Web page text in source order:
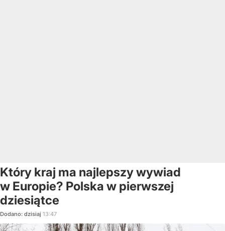
Który kraj ma najlepszy wywiad
w Europie? Polska w pierwszej
dziesiątce
Dodano: dzisiaj 13:47